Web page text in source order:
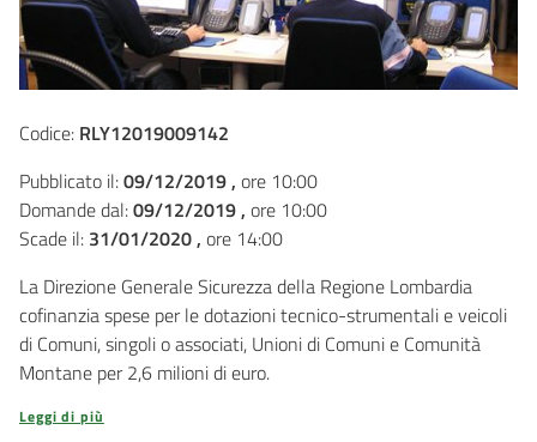
Codice: RLY12019009142
Pubblicato il:09/12/2019 , ore 10:00
Domande dal:09/12/2019 , ore 10:00
Scade il: 31/01/2020 , ore 14:00
La Direzione Generale Sicurezza della Regione Lombardia
cofinanzia spese per le dotazioni tecnico-strumentali e veicoli
di Comuni, singoli o associati, Unioni di Comuni e Comunità
Montane per 2,6 milioni di euro.
Leggi di più